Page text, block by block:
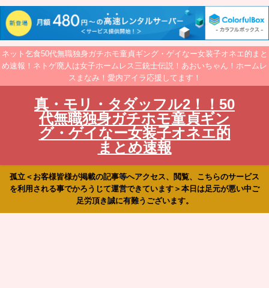
ネット乞食50代無職独身ガチホモ童貞ギング・ゲイなー女装子オネエ的まと
め速報！ネトゲ廃人は女子ホームレス三銃士伝説！あおいちゃん！ホームレ
スまなみ！愛内アイラ応援してます！
真・モリ・タダッフル2！！50
代無職独身ガチホモ童貞ギン
グ・ゲイなー女装子オネエ的
まとめ速報
孤立＜お客様皆様が掲載の記事等へアクセス、閲覧、こちらのサービス
を利用される事でかろうじて運営できています＞本日は足元が悪い中ご
足労頂き誠に有難うございます。